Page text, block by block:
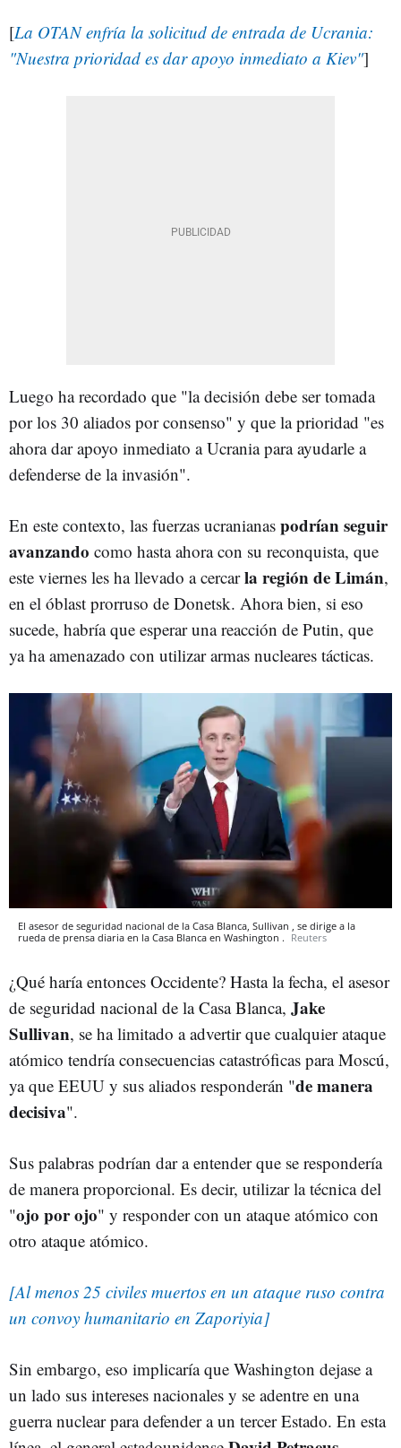
[La OTAN enfría la solicitud de entrada de Ucrania:
"Nuestra prioridad es dar apoyo inmediato a Kiev"]
Luego ha recordado que "la decisión debe ser tomada
por los 30 aliados por consenso" y que la prioridad "es
ahora dar apoyo inmediato a Ucrania para ayudarle a
defenderse de la invasión".
En este contexto, las fuerzas ucranianas podrían seguir
avanzando como hasta ahora con su reconquista, que
este viernes les ha llevado a cercarla región de Limán,
en el óblast prorruso de Donetsk. Ahora bien, si eso
sucede, habría que esperar una reacción de Putin, que
ya ha amenazado con utilizar armas nucleares tácticas.
El asesor de seguridad nacional de la Casa Blanca, Sullivan , se dirige a la
rueda de prensa diaria en la Casa Blanca en Washington . Reuters
¿Qué haría entonces Occidente? Hasta la fecha, el asesor
de seguridad nacional de la Casa Blanca, Jake
Sullivan, se ha limitado a advertir que cualquier ataque
atómico tendría consecuencias catastróficas para Moscú,
ya que EEUU y sus aliados responderán "de manera
decisiva".
Sus palabras podrían dar a entender que se respondería
de manera proporcional. Es decir, utilizar la técnica del
"ojo por ojo" y responder con un ataque atómico con
otro ataque atómico.
[Al menos 25 civiles muertos en un ataque ruso contra
un convoy humanitario en Zaporiyia]
Sin embargo, eso implicaría que Washington dejase a
un lado sus intereses nacionales y se adentre en una
guerra nuclear para defender a un tercer Estado. En esta